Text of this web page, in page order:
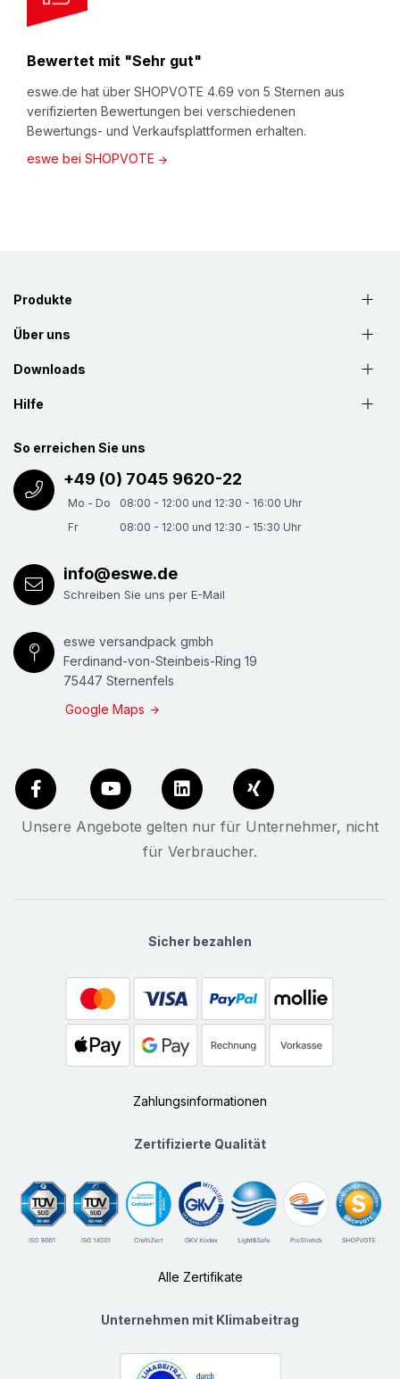
Bewertet mit "Sehr gut"
eswe.de hat über SHOPVOTE 4.69 von 5 Sternen aus
verifizierten Bewertungen bei verschiedenen
Bewertungs- und Verkaufsplattformen erhalten.
eswe bei SHOPVOTE
Produkte
Über uns
Downloads
Hilfe
So erreichen Sie uns
+49 (0) 7045 9620-22
Mo - Do
08:00 - 12:00 und 12:30 - 16:00 Uhr
Fr
08:00 - 12:00 und 12:30 - 15:30 Uhr
info@eswe.de
Schreiben Sie uns per E-Mail
eswe versandpack gmbh
Ferdinand-von-Steinbeis-Ring 19
75447 Sternenfels
Google Maps
Unsere Angebote gelten nur für Unternehmer, nicht
für Verbraucher.
Sicher bezahlen
Zahlungsinformationen
Zertifizierte Qualität
Alle Zertifikate
Unternehmen mit Klimabeitrag